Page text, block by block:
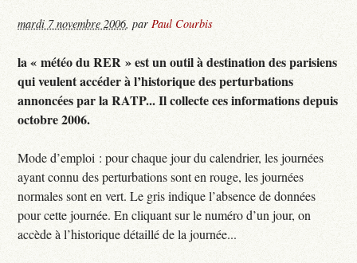
mardi 7 novembre 2006,parPaul Courbis
la « météo du RER » est un outil à destination des parisiens
qui veulent accéder à l’historique des perturbations
annoncées par la RATP... Il collecte ces informations depuis
octobre 2006.
Mode d’emploi : pour chaque jour du calendrier, les journées
ayant connu des perturbations sont en rouge, les journées
normales sont en vert. Le gris indique l’absence de données
pour cette journée. En cliquant sur le numéro d’un jour, on
accède à l’historique détaillé de la journée...